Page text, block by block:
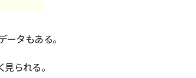
タもある。
られる。